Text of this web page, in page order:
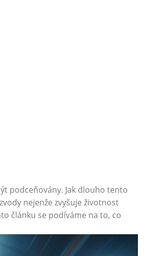
podceňovány. Jak dlouho tento
nejenže zvyšuje životnost
článku se podíváme na to, co